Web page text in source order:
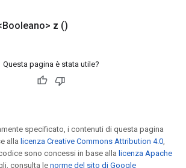
z ()
Questa pagina è stata utile?
specificato, i contenuti di questa pagina
alla licenza Creative Commons Attribution 4.0,
sono concessi in base alla licenza Apache
consulta lenorme del sito di Google